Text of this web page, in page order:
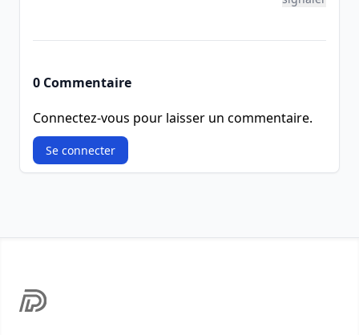
0 Commentaire
Connectez-vous pour laisser un commentaire.
Se connecter